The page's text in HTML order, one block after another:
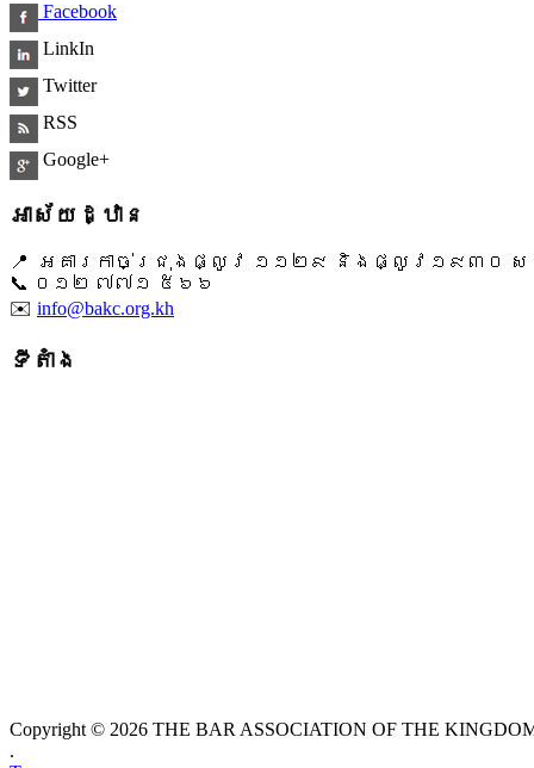
Facebook
LinkIn
Twitter
RSS
Google+
អាស័យដ្ឋាន
📍 អគារកាច់ជ្រុងផ្លូវ ១១២៩ និងផ្លូវ១៩៣០ ស
📞 ​០១២ ៧៧១ ៥៦៦
✉️ info@bakc.org.kh
ទីតាំង
Copyright © 2026 THE BAR ASSOCIATION OF THE
.